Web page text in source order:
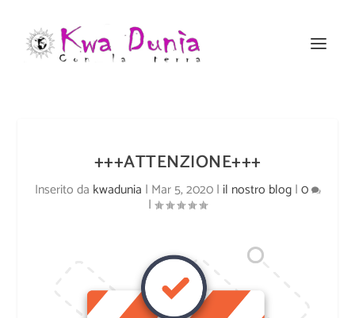
+++ATTENZIONE+++
Inserito da kwadunia | Mar 5, 2020| il nostro blog|0
|